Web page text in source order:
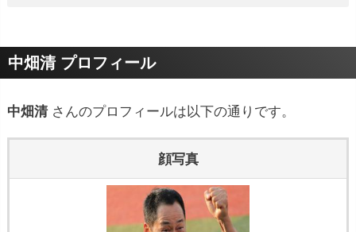
中畑清 プロフィール
中畑清 さんのプロフィールは以下の通りです。
顔写真